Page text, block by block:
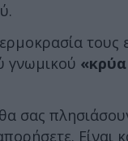
τους
γνωμικού
σας